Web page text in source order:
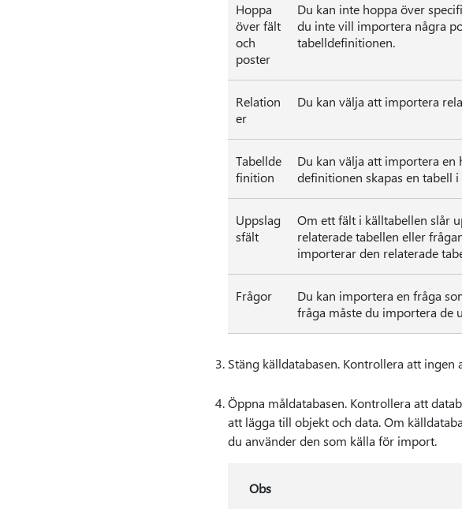
Hoppa
över fält
och
poster
Du kan inte hoppa över
du inte vill importera några
tabelldefinitionen.
Relation
er
Du kan välja att importera
Tabellde
finition
Du kan välja att importera
definitionen skapas en tabell
Uppslag
sfält
Om ett fält i källtabellen slår
relaterade tabellen eller
importerar den relaterade
Frågor
Du kan importera en fråga
fråga måste du importera de
Stäng källdatabasen. Kontrollera att
Öppna måldatabasen. Kontrollera att
att lägga till objekt och data. Om
du använder den som källa för import.
Obs